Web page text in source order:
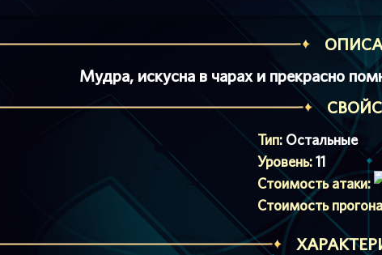
Мудра, искусна в чарах и прекрасно
Тип: Остальные
Уровень:11
Стоимость атаки:
Стоимость